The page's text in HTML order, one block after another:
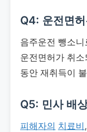
Q4: 운전면
음주운전 뺑소
운전면허가 취소
동안 재취득이
Q5: 민사 배
피해자의 치료비